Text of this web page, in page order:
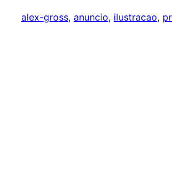
alex-gross, anuncio, ilustracao,